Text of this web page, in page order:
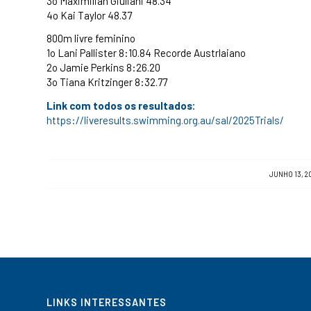
4o Kai Taylor 48.37
800m livre feminino
1o Lani Pallister 8:10.84 Recorde Austrlaiano
2o Jamie Perkins 8:26.20
3o Tiana Kritzinger 8:32.77
Link com todos os resultados:
https://liveresults.swimming.org.au/sal/2025Trials/
JUNHO 13,
/
LINKS INTERESSANTES